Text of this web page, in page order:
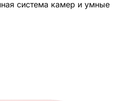
система камер и умные